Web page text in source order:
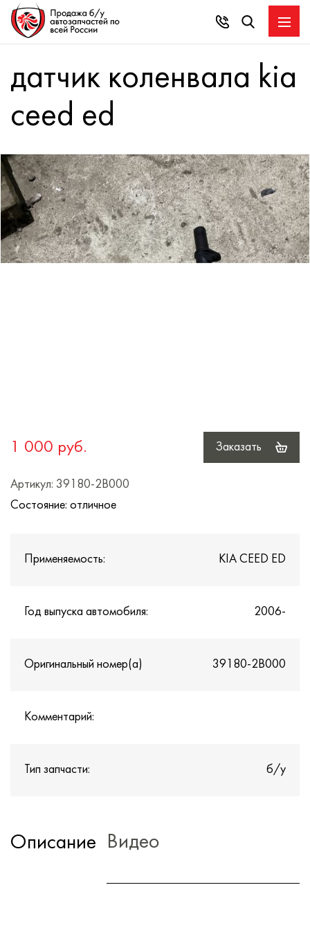
датчик коленвала kia
ceed ed
1 000 руб. Заказать
Артикул: 39180-2B000
Состояние: отличное
Применяемость: KIA CEED ED
Год выпуска автомобиля: 2006-
Оригинальный номер(а) 39180-2B000
Комментарий:
Тип запчасти: б/у
Описание Видео